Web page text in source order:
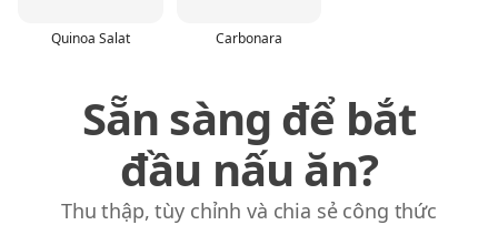
Quinoa Salat Carbonara
Sẵn sàng để bắt
đầu nấu ăn?
Thu thập, tùy chỉnh và chia sẻ công thức